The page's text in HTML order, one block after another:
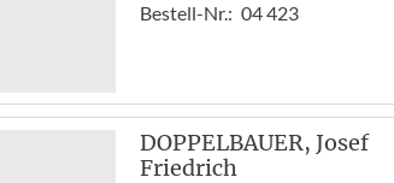
Bestell-Nr.: 04 423
DOPPELBAUER, Josef
Friedrich